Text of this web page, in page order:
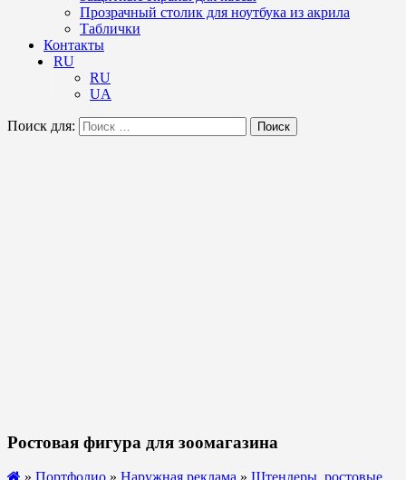
Прозрачный столик для ноутбука из акрила
Таблички
Контакты
RU
RU
UA
Поиск для: Поиск
Ростовая фигура для зоомагазина